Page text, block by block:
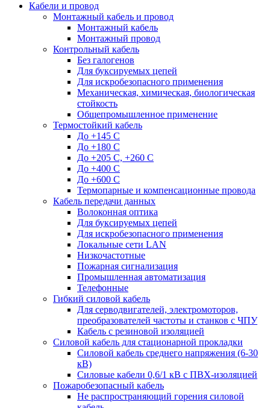
Кабели и провод
Монтажный кабель и провод
Монтажный кабель
Монтажный провод
Контрольный кабель
Без галогенов
Для буксируемых цепей
Для искробезопасного применения
Механическая, химическая, биологическая
стойкость
Общепромышленное применение
Термостойкий кабель
До +145 С
До +180 C
До +205 С, +260 С
До +400 C
До +600 С
Термопарные и компенсационные провода
Кабель передачи данных
Волоконная оптика
Для буксируемых цепей
Для искробезопасного применения
Локальные сети LAN
Низкочастотные
Пожарная сигнализация
Промышленная автоматизация
Телефонные
Гибкий силовой кабель
Для серводвигателей, электромоторов,
преобразователей частоты и станков с ЧПУ
Кабель с резиновой изоляцией
Силовой кабель для стационарной прокладки
Силовой кабель среднего напряжения (6-30
кВ)
Силовые кабели 0,6/1 кВ с ПВХ-изоляцией
Пожаробезопасный кабель
Не распространяющий горения силовой